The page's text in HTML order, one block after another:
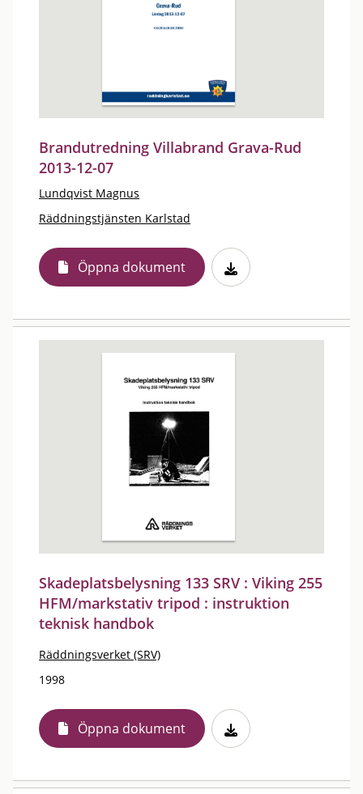
Brandutredning Villabrand Grava-Rud
2013-12-07
Lundqvist Magnus
Räddningstjänsten Karlstad
Öppna dokument
Skadeplatsbelysning 133 SRV : Viking 255
HFM/markstativ tripod : instruktion
teknisk handbok
Räddningsverket (SRV)
1998
Öppna dokument